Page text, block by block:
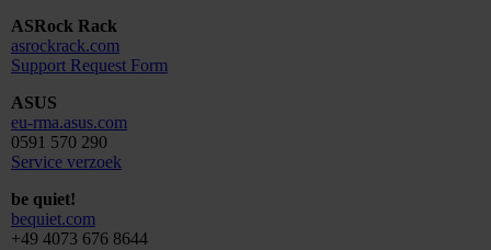
ASRock Rack
asrockrack.com
Support Request Form
ASUS
eu-rma.asus.com
0591 570 290
Service verzoek
be quiet!
bequiet.com
+49 4073 676 8644